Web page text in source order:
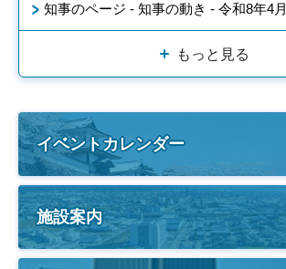
知事のページ - 知事の動き - 令和8年4月
もっと見る
イベントカレンダー
施設案内